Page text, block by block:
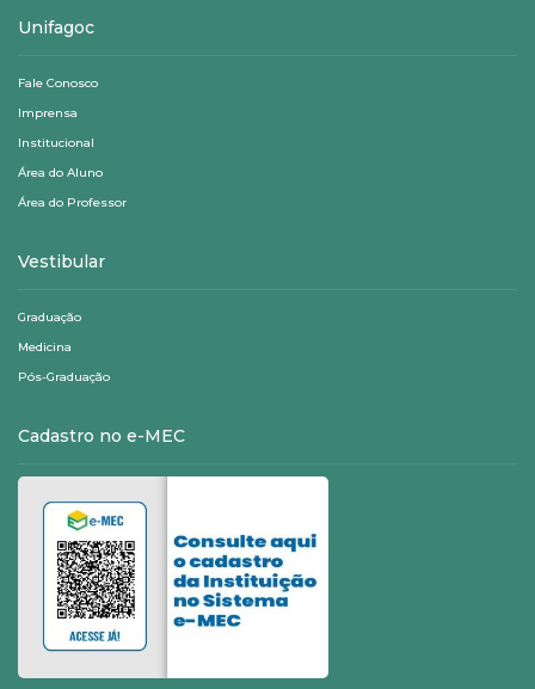
Unifagoc
Fale Conosco
Imprensa
Institucional
Área do Aluno
Área do Professor
Vestibular
Graduação
Medicina
Pós-Graduação
Cadastro no e-MEC